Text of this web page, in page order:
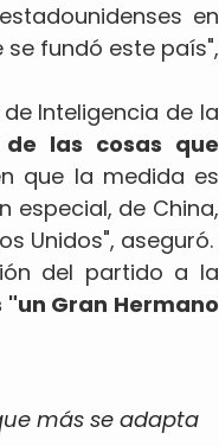
en
fundó este país",
Inteligencia de la
las cosas que
que la medida es
especial, de China,
Unidos", aseguró.
del partido a la
Gran Hermano
más se adapta